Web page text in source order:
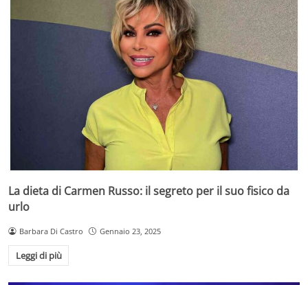
La dieta di Carmen Russo: il segreto per il suo fisico da
urlo
Barbara Di Castro Gennaio 23, 2025
Leggi di più